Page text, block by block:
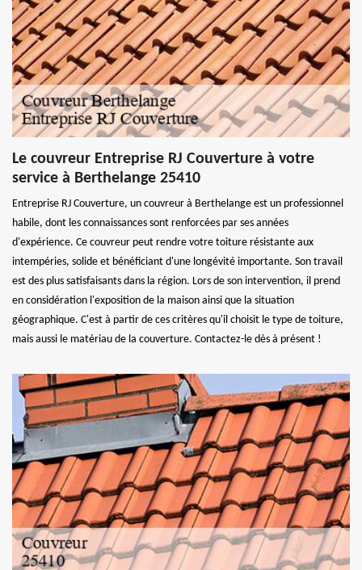
Le couvreur Entreprise RJ Couverture à votre
service à Berthelange 25410
Entreprise RJ Couverture, un couvreur à Berthelange est un professionnel
habile, dont les connaissances sont renforcées par ses années
d'expérience. Ce couvreur peut rendre votre toiture résistante aux
intempéries, solide et bénéficiant d'une longévité importante. Son travail
est des plus satisfaisants dans la région. Lors de son intervention, il prend
en considération l'exposition de la maison ainsi que la situation
géographique. C'est à partir de ces critères qu'il choisit le type de toiture,
mais aussi le matériau de la couverture. Contactez-le dès à présent !